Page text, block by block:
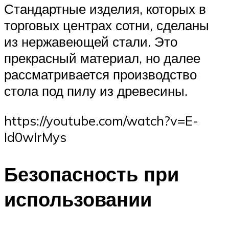
Стандартные изделия, которых в
торговых центрах сотни, сделаны
из нержавеющей стали. Это
прекрасный материал, но далее
рассматривается производство
стола под пилу из древесины.
https://youtube.com/watch?v=E-
Id0wIrMys
Безопасность при
использовании